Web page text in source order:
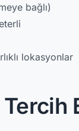
bağlı)
lokasyonlar
Tercih